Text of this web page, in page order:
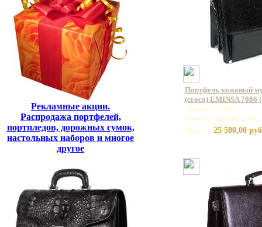
Рекламные акции.
Распродажа портфелей,
портпледов, дорожных сумок,
настольных наборов и многое
другое
Портфель кожаный
(croco) EMINSA 7086
Артикул: 7086
Базовая единица: шт
Цена:
25 500,00